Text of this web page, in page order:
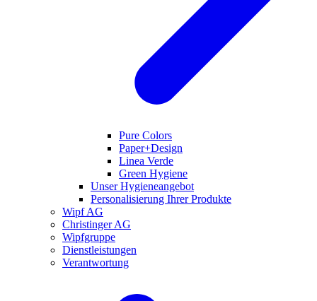
Pure Colors
Paper+Design
Linea Verde
Green Hygiene
Unser Hygieneangebot
Personalisierung Ihrer Produkte
Wipf AG
Christinger AG
Wipfgruppe
Dienstleistungen
Verantwortung